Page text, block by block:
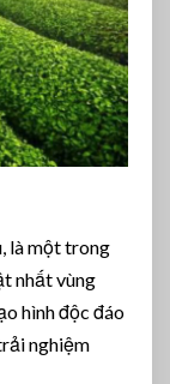
là một trong
nhất vùng
hình độc đáo
nghiệm